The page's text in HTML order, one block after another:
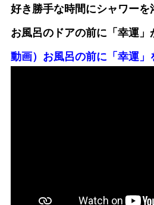
好き勝手な時間にシャワーを
お風呂のドアの前に「幸運」
動画）お風呂の前に「幸運」